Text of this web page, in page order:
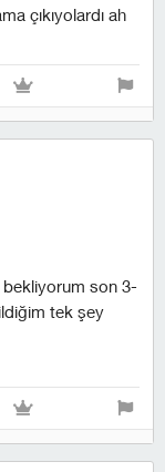
çıkıyolardı ah
son 3-
tek şey